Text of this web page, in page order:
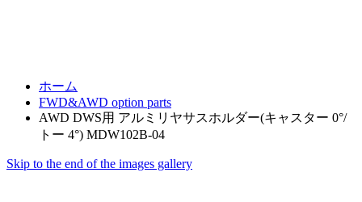
ホーム
FWD&AWD option parts
AWD DWS用 アルミリヤサスホルダー(キャスター 0°/
トー 4°) MDW102B-04
Skip to the end of the images gallery